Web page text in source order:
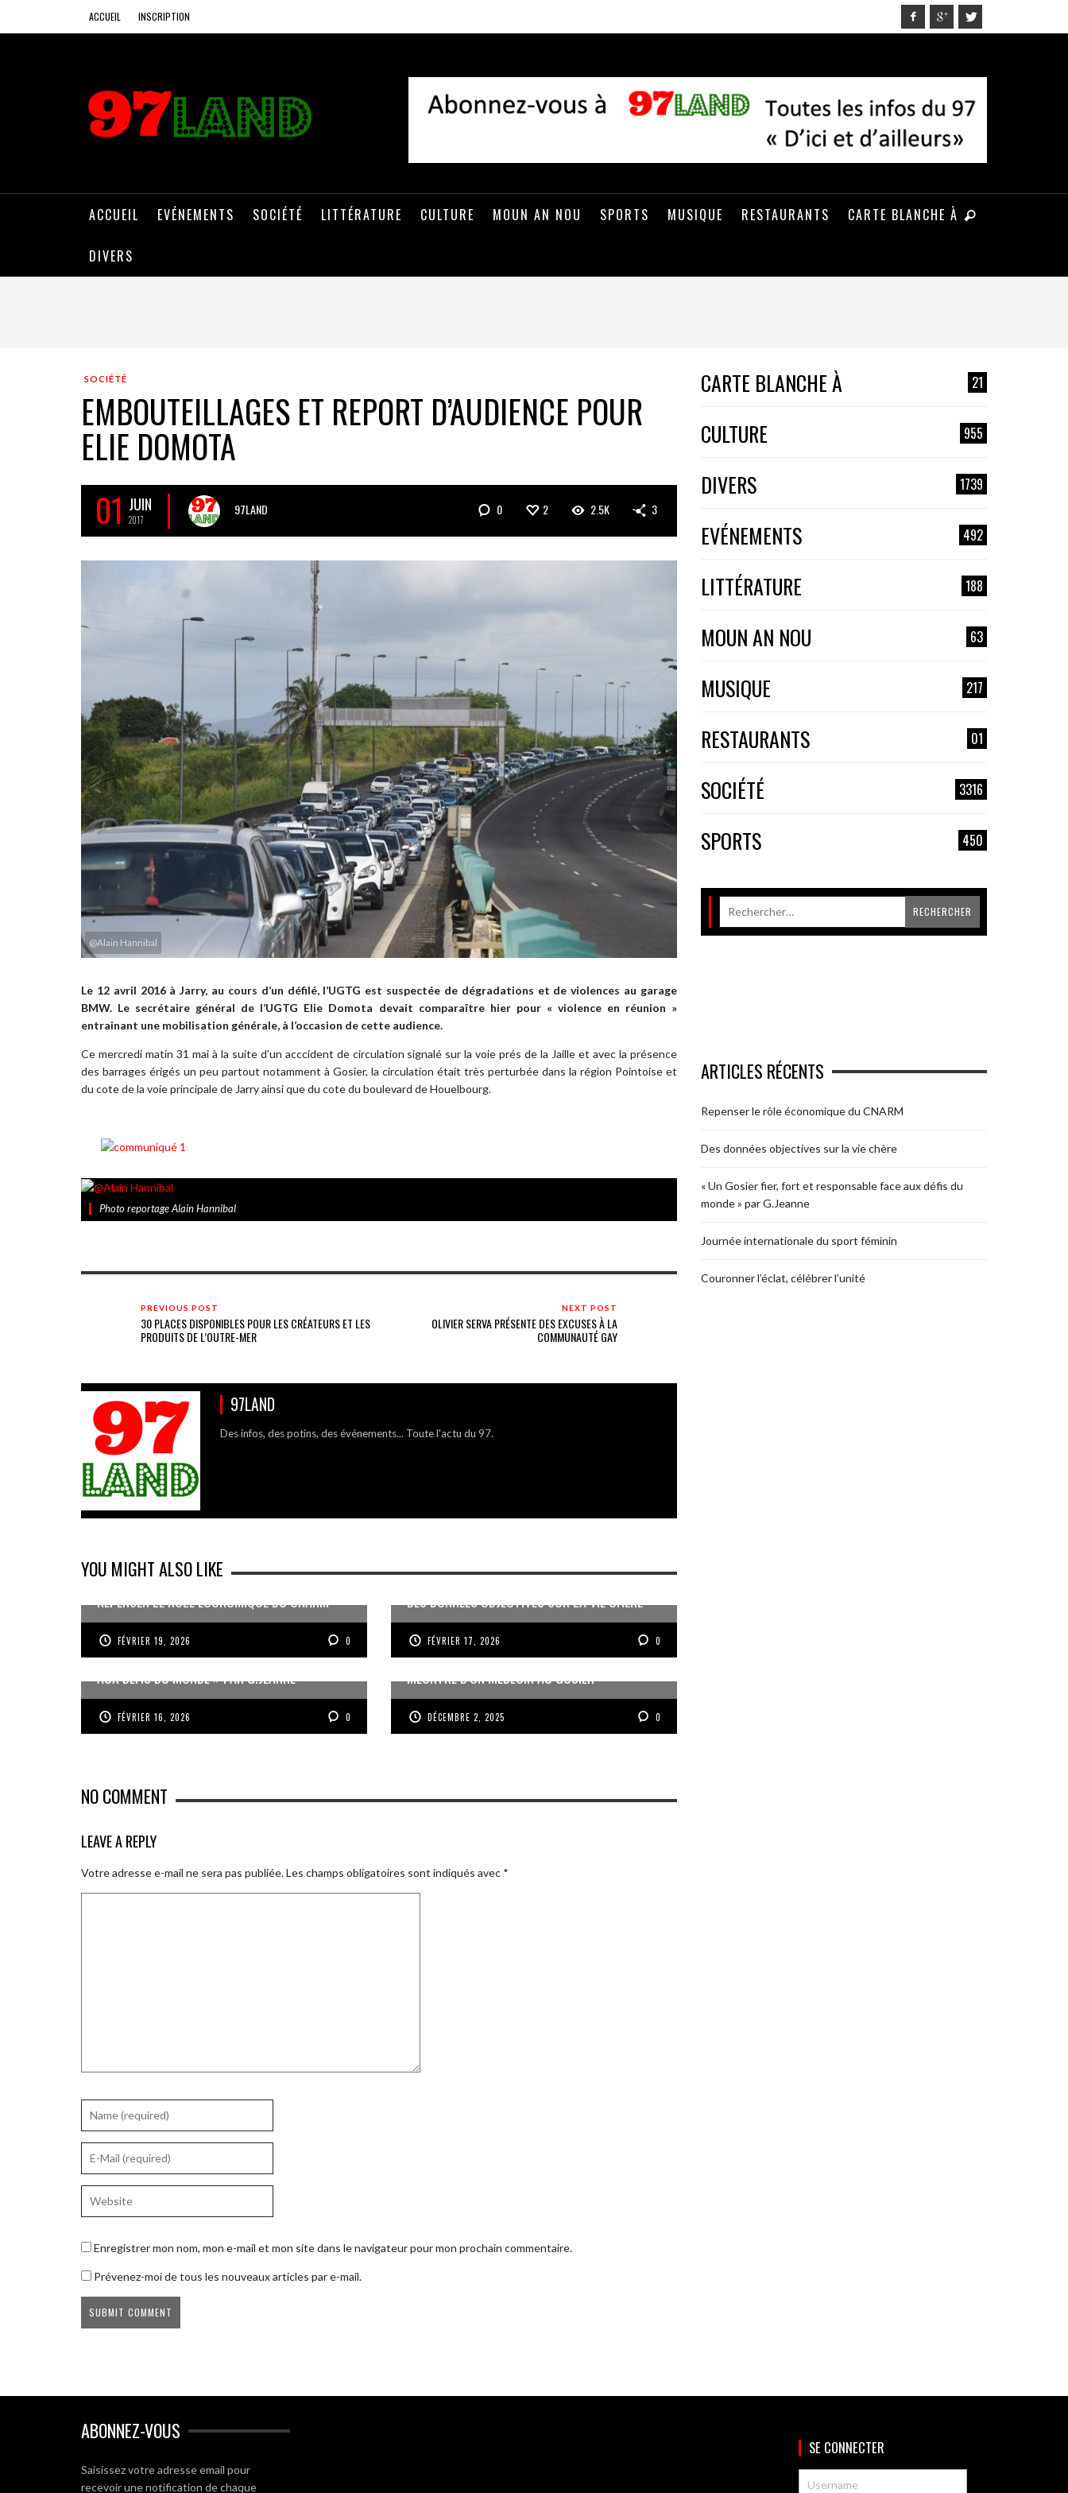
ACCUEIL INSCRIPTION
ACCUEIL EVÉNEMENTS SOCIÉTÉ LITTÉRATURE CULTURE MOUN AN NOU SPORTS MUSIQUE RESTAURANTS CARTE BLANCHE À
DIVERS
SOCIÉTÉ
EMBOUTEILLAGES ET REPORT D’AUDIENCE POUR
ELIE DOMOTA
01 JUIN
2017
97LAND 0 2 2.5K 3
@Alain Hannibal
Le 12 avril 2016 à Jarry, au cours d’un défilé, l’UGTG est suspectée de dégradations et de violences au garage
BMW. Le secrétaire général de l’UGTG Elie Domota devait comparaître hier pour « violence en réunion »
entrainant une mobilisation générale, à l’occasion de cette audience.
Ce mercredi matin 31 mai à la suite d’un acccident de circulation signalé sur la voie prés de la Jaille et avec la présence
des barrages érigés un peu partout notamment à Gosier, la circulation était très perturbée dans la région Pointoise et
du cote de la voie principale de Jarry ainsi que du cote du boulevard de Houelbourg.
Photo reportage Alain Hannibal
PREVIOUS POST
30 PLACES DISPONIBLES POUR LES CRÉATEURS ET LES
PRODUITS DE L’OUTRE-MER
NEXT POST
OLIVIER SERVA PRÉSENTE DES EXCUSES À LA
COMMUNAUTÉ GAY
97LAND
Des infos, des potins, des événements... Toute l'actu du 97.
YOU MIGHT ALSO LIKE
REPENSER LE RÔLE ÉCONOMIQUE DU CNARM
FÉVRIER 19, 2026 0
DES DONNÉES OBJECTIVES SUR LA VIE CHÈRE
FÉVRIER 17, 2026 0
« UN GOSIER FIER, FORT ET RESPONSABLE FACE
AUX DÉFIS DU MONDE » PAR G.JEANNE
FÉVRIER 16, 2026 0
MEURTRE D’UN MÉDECIN AU GOSIER
DÉCEMBRE 2, 2025 0
NO COMMENT
LEAVE A REPLY
Votre adresse e-mail ne sera pas publiée.Les champs obligatoires sont indiqués avec *
Enregistrer mon nom, mon e-mail et mon site dans le navigateur pour mon prochain commentaire.
Prévenez-moi de tous les nouveaux articles par e-mail.
CARTE BLANCHE À 21
CULTURE 955
DIVERS 1739
EVÉNEMENTS 492
LITTÉRATURE 188
MOUN AN NOU 63
MUSIQUE 217
RESTAURANTS 01
SOCIÉTÉ 3316
SPORTS 450
ARTICLES RÉCENTS
Repenser le rôle économique du CNARM
Des données objectives sur la vie chère
« Un Gosier fier, fort et responsable face aux défis du
monde » par G.Jeanne
Journée internationale du sport féminin
Couronner l’éclat, célébrer l’unité
ABONNEZ-VOUS
Saisissez votre adresse email pour
recevoir une notification de chaque
SE CONNECTER